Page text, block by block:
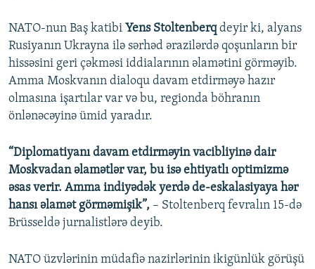
NATO-nun Baş katibi Yens Stoltenberqdeyir ki, alyans
Rusiyanın Ukrayna ilə sərhəd ərazilərdə qoşunların bir
hissəsini geri çəkməsi iddialarının əlamətini görməyib.
Amma Moskvanın dialoqu davam etdirməyə hazır
olmasına işartılar var və bu, regionda böhranın
önlənəcəyinə ümid yaradır.
“Diplomatiyanı davam etdirməyin vacibliyinə dair
Moskvadan əlamətlər var, bu isə ehtiyatlı optimizmə
əsas verir. Amma indiyədək yerdə de-eskalasiyaya hər
hansı əlamət görməmişik”, – Stoltenberq fevralın 15-də
Brüsseldə jurnalistlərə deyib.
NATO üzvlərinin müdafiə nazirlərinin ikigünlük görüşü